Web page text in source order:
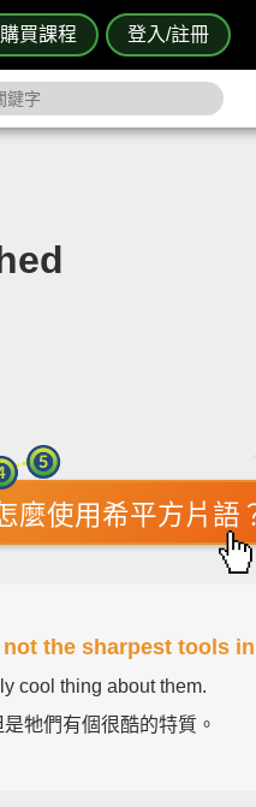
購買課程 登入/註冊
麼使用希平方片語
not the sharpest tools
cool thing about them.
牠們有個很酷的特質。